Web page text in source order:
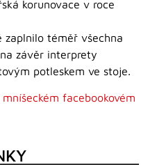
korunovace v roce
zaplnilo téměř všechna
závěr interprety
potleskem ve stoje.
mníšeckém facebookovém